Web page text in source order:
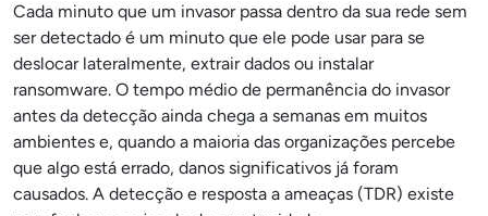
Cada minuto que um invasor passa dentro da sua rede sem
ser detectado é um minuto que ele pode usar para se
deslocar lateralmente, extrair dados ou instalar
ransomware. O tempo médio de permanência do invasor
antes da detecção ainda chega a semanas em muitos
ambientes e, quando a maioria das organizações percebe
que algo está errado, danos significativos já foram
causados. A detecção e resposta a ameaças (TDR) existe